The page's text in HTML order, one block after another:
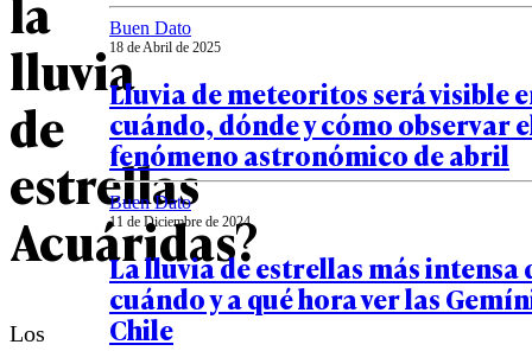
lluvia
de
estrellas
Acuáridas?
Los
Buen Dato
18 de Abril de 2025
Lluvia de meteoritos será visible
cuándo, dónde y cómo observar
fenómeno astronómico de abril
Buen Dato
11 de Diciembre de 2024
La lluvia de estrellas más intensa
cuándo y a qué hora ver las
Chile